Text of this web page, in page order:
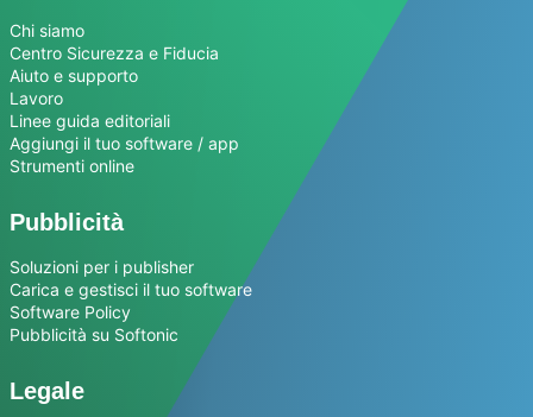
Chi siamo
Centro Sicurezza e Fiducia
Aiuto e supporto
Lavoro
Linee guida editoriali
Aggiungi il tuo software / app
Strumenti online
Pubblicità
Soluzioni per i publisher
Carica e gestisci il tuo software
Software Policy
Pubblicità su Softonic
Legale